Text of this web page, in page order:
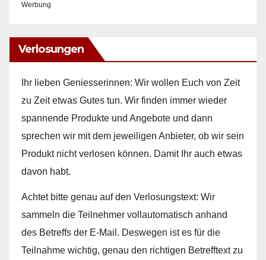
Werbung
Verlosungen
Ihr lieben Geniesserinnen: Wir wollen Euch von Zeit
zu Zeit etwas Gutes tun. Wir finden immer wieder
spannende Produkte und Angebote und dann
sprechen wir mit dem jeweiligen Anbieter, ob wir sein
Produkt nicht verlosen können. Damit Ihr auch etwas
davon habt.
Achtet bitte genau auf den Verlosungstext: Wir
sammeln die Teilnehmer vollautomatisch anhand
des Betreffs der E-Mail. Deswegen ist es für die
Teilnahme wichtig, genau den richtigen Betrefftext zu